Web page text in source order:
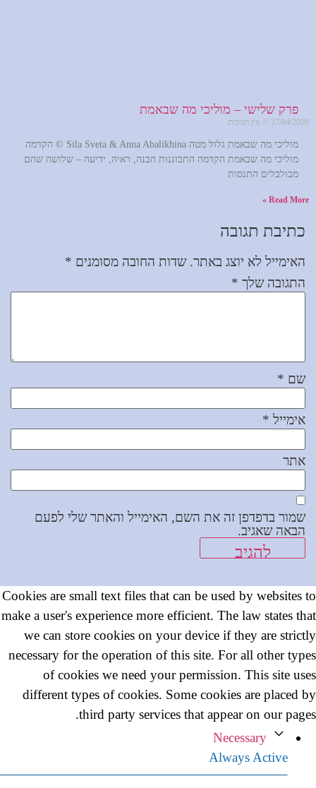
פרק שלישי – מוליכי מה שבאמת
27/04/2020 אין תגובות
מוליכי מה שבאמת גלול מטה Sila Sveta & Anna Abalikhina © הקדמה
מוליכי מה שבאמת הקדמה התבוננות הבנה, ראיה, ידיעה – שלושה שהם
מבולבלים התנסות
Read More »
כתיבת תגובה
האימייל לא יוצג באתר. שדות החובה מסומנים *
התגובה שלך *
שם *
אימייל *
אתר
שמור בדפדפן זה את השם, האימייל והאתר שלי לפעם
הבאה שאגיב.
Cookies are small text files that can be used by websites to
make a user's experience more efficient. The law states that
we can store cookies on your device if they are strictly
necessary for the operation of this site. For all other types
of cookies we need your permission. This site uses
different types of cookies. Some cookies are placed by
third party services that appear on our pages.
Necessary
Always Active